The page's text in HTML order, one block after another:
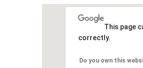
This page
correctly.
Do you own this